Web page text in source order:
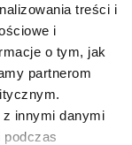
treści i
i
o tym, jak
partnerom
z innymi danymi